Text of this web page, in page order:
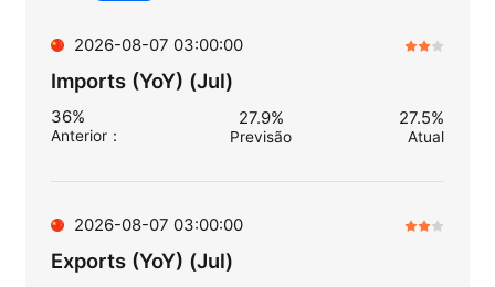
2026-08-07 03:00:00
Imports (YoY) (Jul)
36%
Anterior：
27.9%
Previsão
27.5%
Atual
2026-08-07 03:00:00
Exports (YoY) (Jul)